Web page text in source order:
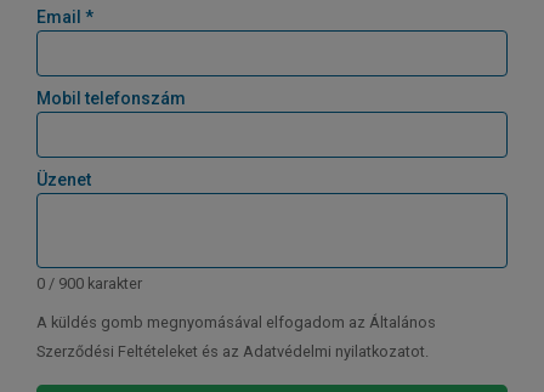
Email *
Mobil telefonszám
Üzenet
0 / 900 karakter
A küldés gomb megnyomásával elfogadom az Általános
Szerződési Feltételeket és az Adatvédelmi nyilatkozatot.